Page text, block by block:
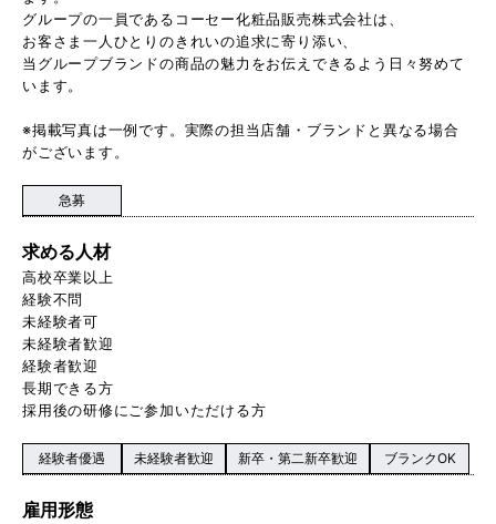
グループの一員であるコーセー化粧品販売株式会社は、
お客さま一人ひとりのきれいの追求に寄り添い、
当グループブランドの商品の魅力をお伝えできるよう日々努めて
います。
※掲載写真は一例です。実際の担当店舗・ブランドと異なる場合
がございます。
急募
求める人材
高校卒業以上
経験不問
未経験者可
未経験者歓迎
経験者歓迎
長期できる方
採用後の研修にご参加いただける方
経験者優遇 未経験者歓迎 新卒・第二新卒歓迎 ブランクOK
雇用形態